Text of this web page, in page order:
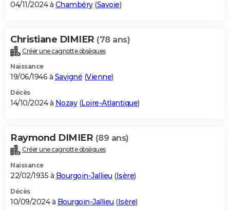
04/11/2024 à Chambéry(Savoie)
Christiane DIMIER (78 ans)
Créer une cagnotte obsèques
Naissance
19/06/1946 à Savigné (Vienne)
Décès
14/10/2024 à Nozay(Loire-Atlantique)
Raymond DIMIER (89 ans)
Créer une cagnotte obsèques
Naissance
22/02/1935 à Bourgoin-Jallieu (Isère)
Décès
10/09/2024 à Bourgoin-Jallieu (Isère)